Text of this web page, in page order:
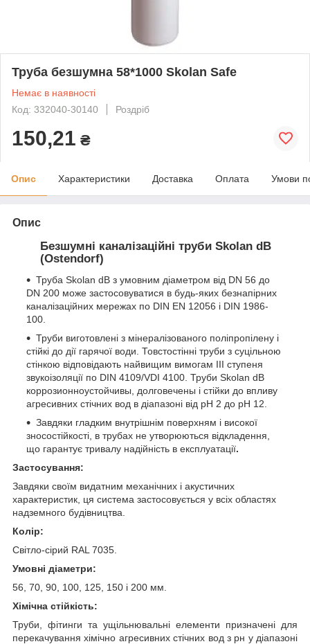
Труба безшумна 58*1000 Skolan Safe
Немає в наявності
Код: 332040-30140
Роздріб
150,21 ₴
Опис Характеристики Доставка Оплата Умови
Опис
Безшумні каналізаційні труби Skolan dB
(Ostendorf)
Труба Skolan dB з умовним діаметром від DN 56 до
DN 200 може застосовуватися в будь-яких безнапірних
каналізаційних мережах по DIN EN 12056 і DIN 1986-
100.
Труби виготовлені з мінералізованого поліпропілену і
стійкі до дії гарячої води. Товстостінні труби з суцільною
стінкою відповідають найвищим вимогам III ступеня
звукоізоляції по DIN 4109/VDI 4100. Труби Skolan dB
коррозионноустойчивы, долговечены і стійки до впливу
агресивних стічних вод в діапазоні від pH 2 до pH 12.
Завдяки гладким внутрішнім поверхням і високої
зносостійкості, в трубах не утворюються відкладення,
що гарантує тривалу надійність в експлуатації.
Застосування:
Завдяки своїм видатним механічних і акустичних
характеристик, ця система застосовується у всіх областях
надземного будівництва.
Колір:
Світло-сірий RAL 7035.
Умовні діаметри:
56, 70, 90, 100, 125, 150 і 200 мм.
Хімічна стійкість:
Труби, фітинги та ущільнювальні елементи призначені для
перекачування хімічно агресивних стічних вод з рн у діапазоні